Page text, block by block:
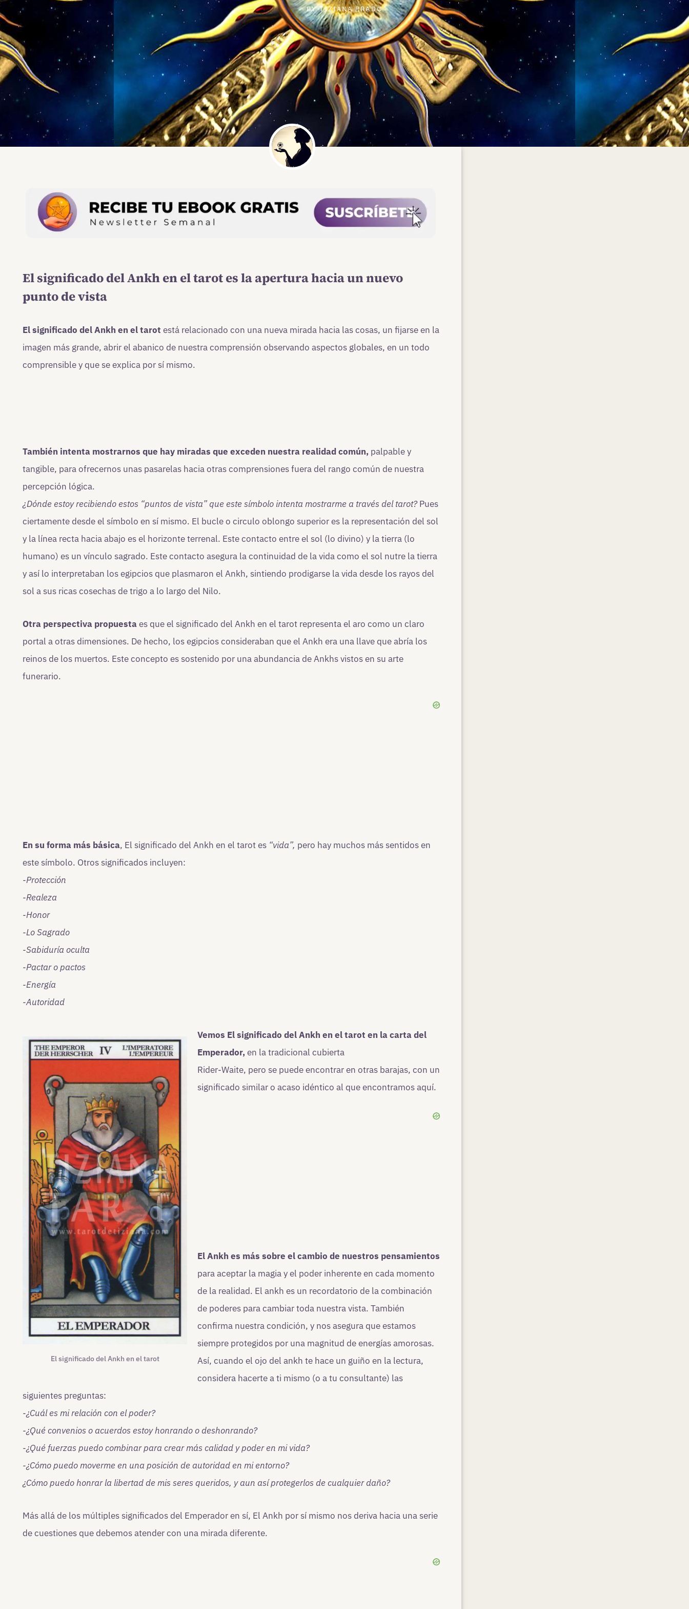
BYTIZIANA PRADO
El significado del Ankh en el tarot es la apertura hacia un nuevo
punto de vista
El significado del Ankh en el tarot está relacionado con una nueva mirada hacia las cosas, un fijarse en la
imagen más grande, abrir el abanico de nuestra comprensión observando aspectos globales, en un todo
comprensible y que se explica por sí mismo.
También intenta mostrarnos que hay miradas que exceden nuestra realidad común, palpable y
tangible, para ofrecernos unas pasarelas hacia otras comprensiones fuera del rango común de nuestra
percepción lógica.
¿Dónde estoy recibiendo estos “puntos de vista” que este símbolo intenta mostrarme a través del tarot?Pues
ciertamente desde el símbolo en sí mismo. El bucle o circulo oblongo superior es la representación del sol
y la línea recta hacia abajo es el horizonte terrenal. Este contacto entre el sol (lo divino) y la tierra (lo
humano) es un vínculo sagrado. Este contacto asegura la continuidad de la vida como el sol nutre la tierra
y así lo interpretaban los egipcios que plasmaron el Ankh, sintiendo prodigarse la vida desde los rayos del
sol a sus ricas cosechas de trigo a lo largo del Nilo.
Otra perspectiva propuestaes que el significado del Ankh en el tarot representa el aro como un claro
portal a otras dimensiones. De hecho, los egipcios consideraban que el Ankh era una llave que abría los
reinos de los muertos. Este concepto es sostenido por una abundancia de Ankhs vistos en su arte
funerario.
En su forma más básica, El significado del Ankh en el tarot es “vida”, pero hay muchos más sentidos en
este símbolo. Otros significados incluyen:
-Protección
-Realeza
-Honor
-Lo Sagrado
-Sabiduría oculta
-Pactar o pactos
-Energía
-Autoridad
El significado del Ankh en el tarot
Vemos El significado del Ankh en el tarot en la carta del
Emperador, en la tradicional cubierta
Rider-Waite, pero se puede encontrar en otras barajas, con un
significado similar o acaso idéntico al que encontramos aquí.
El Ankh es más sobre el cambio de nuestros pensamientos
para aceptar la magia y el poder inherente en cada momento
de la realidad. El ankh es un recordatorio de la combinación
de poderes para cambiar toda nuestra vista. También
confirma nuestra condición, y nos asegura que estamos
siempre protegidos por una magnitud de energías amorosas.
Así, cuando el ojo del ankh te hace un guiño en la lectura,
considera hacerte a ti mismo (o a tu consultante) las
siguientes preguntas:
-¿Cuál es mi relación con el poder?
-¿Qué convenios o acuerdos estoy honrando o deshonrando?
-¿Qué fuerzas puedo combinar para crear más calidad y poder en mi vida?
-¿Cómo puedo moverme en una posición de autoridad en mi entorno?
¿Cómo puedo honrar la libertad de mis seres queridos, y aun así protegerlos de cualquier daño?
Más allá de los múltiples significados del Emperador en sí, El Ankh por sí mismo nos deriva hacia una serie
de cuestiones que debemos atender con una mirada diferente.